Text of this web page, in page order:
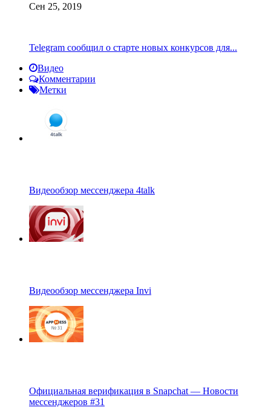
Сен 25, 2019
Telegram сообщил о старте новых конкурсов для...
Видео
Комментарии
Метки
Видеообзор мессенджера 4talk
Видеообзор мессенджера Invi
Официальная верификация в Snapchat — Новости
мессенджеров #31